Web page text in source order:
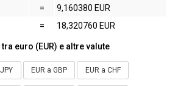
=
9,160380 EUR
= 18,320760 EUR
euro (EUR) e altre valute
EUR a GBP EUR a CHF